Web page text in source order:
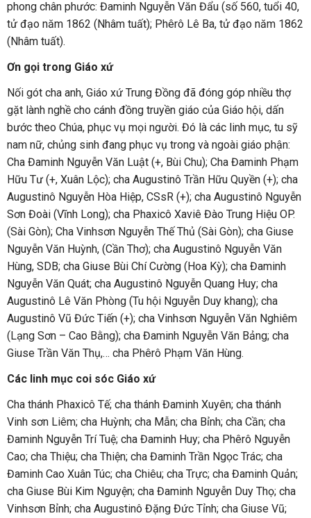
phong chân phước: Đaminh Nguyễn Văn Đẩu (số 560, tuổi 40,
tử đạo năm 1862 (Nhâm tuất); Phêrô Lê Ba, tử đạo năm 1862
(Nhâm tuất).
Ơn gọi trong Giáo xứ
Nối gót cha anh, Giáo xứ Trung Đồng đã đóng góp nhiều thợ
gặt lành nghề cho cánh đồng truyền giáo của Giáo hội, dấn
bước theo Chúa, phục vụ mọi người. Đó là các linh mục, tu sỹ
nam nữ, chủng sinh đang phục vụ trong và ngoài giáo phận:
Cha Đaminh Nguyễn Văn Luật (+, Bùi Chu); Cha Đaminh Phạm
Hữu Tư (+, Xuân Lộc); cha Augustinô Trần Hữu Quyền (+); cha
Augustinô Nguyễn Hòa Hiệp, CSsR (+); cha Augustinô Nguyễn
Sơn Đoài (Vĩnh Long); cha Phaxicô Xaviê Đào Trung Hiệu OP.
(Sài Gòn); Cha Vinhsơn Nguyễn Thế Thủ (Sài Gòn); cha Giuse
Nguyễn Văn Huỳnh, (Cần Thơ); cha Augustinô Nguyễn Văn
Hùng, SDB; cha Giuse Bùi Chí Cường (Hoa Kỳ); cha Đaminh
Nguyễn Văn Quát; cha Augustinô Nguyễn Quang Huy; cha
Augustinô Lê Văn Phòng (Tu hội Nguyễn Duy khang); cha
Augustinô Vũ Đức Tiến (+); cha Vinhsơn Nguyễn Văn Nghiêm
(Lạng Sơn – Cao Bằng); cha Đaminh Nguyễn Văn Bảng; cha
Giuse Trần Văn Thụ,… cha Phêrô Phạm Văn Hùng.
Các linh mục coi sóc Giáo xứ
Cha thánh Phaxicô Tế; cha thánh Đaminh Xuyên; cha thánh
Vinh sơn Liêm; cha Huỳnh; cha Mẫn; cha Bỉnh; cha Cần; cha
Đaminh Nguyễn Trí Tuệ; cha Đaminh Huy; cha Phêrô Nguyễn
Cao; cha Thiệu; cha Thiện; cha Đaminh Trần Ngọc Trác; cha
Đaminh Cao Xuân Túc; cha Chiêu; cha Trực; cha Đaminh Quản;
cha Giuse Bùi Kim Nguyện; cha Đaminh Nguyễn Duy Thọ; cha
Vinhsơn Bỉnh; cha Augustinô Đặng Đức Tỉnh; cha Giuse Vũ;